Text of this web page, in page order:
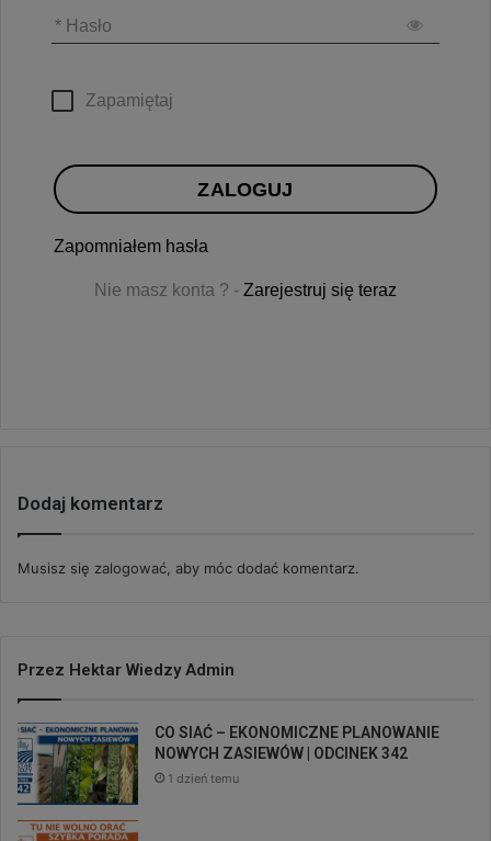
* Hasło
Zapamiętaj
ZALOGUJ
Zapomniałem hasła
Nie masz konta ? - Zarejestruj się teraz
Dodaj komentarz
Musisz się zalogować, aby móc dodać komentarz.
Przez Hektar Wiedzy Admin
CO SIAĆ – EKONOMICZNE PLANOWANIE
NOWYCH ZASIEWÓW | ODCINEK 342
1 dzień temu